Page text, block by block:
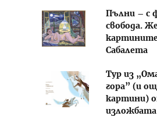
Пълни – с
свобода.
Сабалета
Тур из
гора” (и
картини)